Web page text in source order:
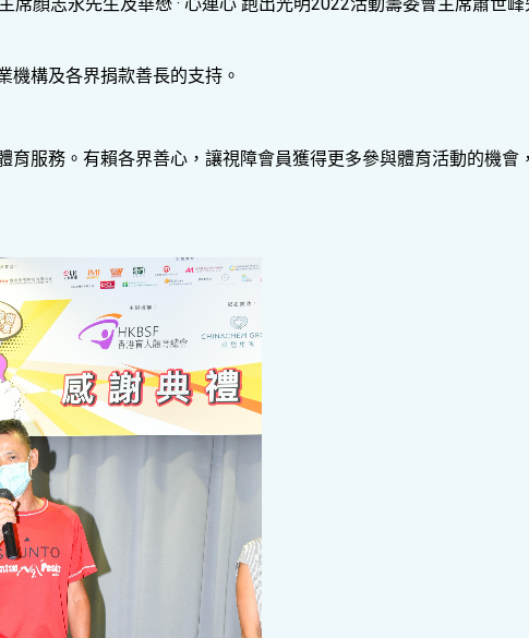
機構及各界捐款善長的支持。
服務。有賴各界善心，讓視障會員獲得更多參與體育活動的機會